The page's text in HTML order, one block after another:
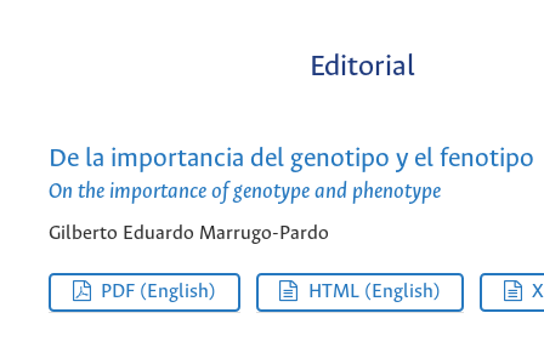
Editorial
De la importancia del genotipo y el fenotipo
On the importance of genotype and phenotype
Gilberto Eduardo Marrugo-Pardo
PDF (English) HTML (English)